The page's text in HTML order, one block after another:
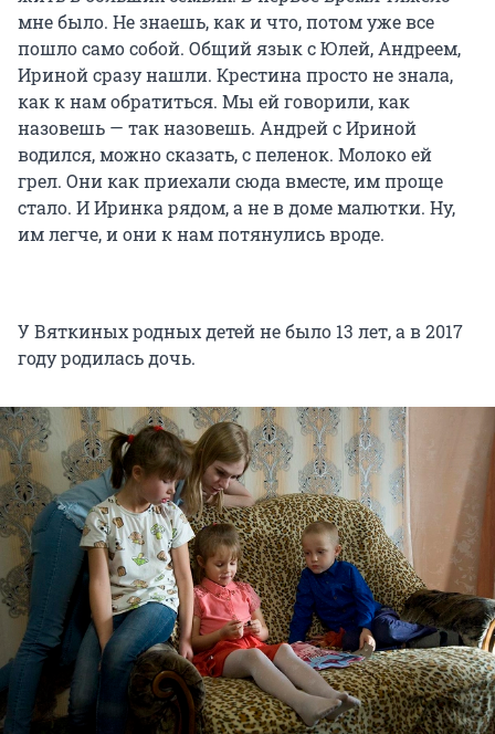
мне было. Не знаешь, как и что, потом уже все
пошло само собой. Общий язык с Юлей, Андреем,
Ириной сразу нашли. Крестина просто не знала,
как к нам обратиться. Мы ей говорили, как
назовешь — так назовешь. Андрей с Ириной
водился, можно сказать, с пеленок. Молоко ей
грел. Они как приехали сюда вместе, им проще
стало. И Иринка рядом, а не в доме малютки. Ну,
им легче, и они к нам потянулись вроде.
У Вяткиных родных детей не было 13 лет, а в 2017
году родилась дочь.